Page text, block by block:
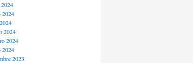
2024
2024
2024
2024
2023